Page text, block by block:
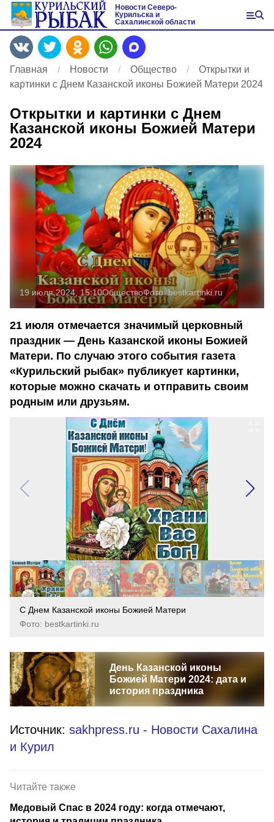
Новости Северо-
Курильска и
Сахалинской области
Главная Новости Общество
Открытки и
картинки с Днем Казанской иконы Божией Матери 2024
Открытки и картинки с Днем
Казанской иконы Божией Матери
2024
19 июля 2024, 15:10ОбществоФото:bestkartinki.ru
21 июля отмечается значимый церковный
праздник — День Казанской иконы Божией
Матери. По случаю этого события газета
«Курильский рыбак» публикует картинки,
которые можно скачать и отправить своим
родным или друзьям.
С Днем Казанской иконы Божией Матери
Фото: bestkartinki.ru
День Казанской иконы
Божией Матери 2024: дата и
история праздника
Источник: sakhpress.ru - Новости Сахалина
и Курил
Читайте также
Медовый Спас в 2024 году: когда отмечают,